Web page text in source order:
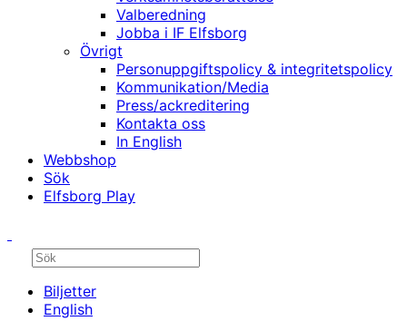
Valberedning
Jobba i IF Elfsborg
Övrigt
Personuppgiftspolicy & integritetspolicy
Kommunikation/Media
Press/ackreditering
Kontakta oss
In English
Webbshop
Sök
Elfsborg Play
Biljetter
English